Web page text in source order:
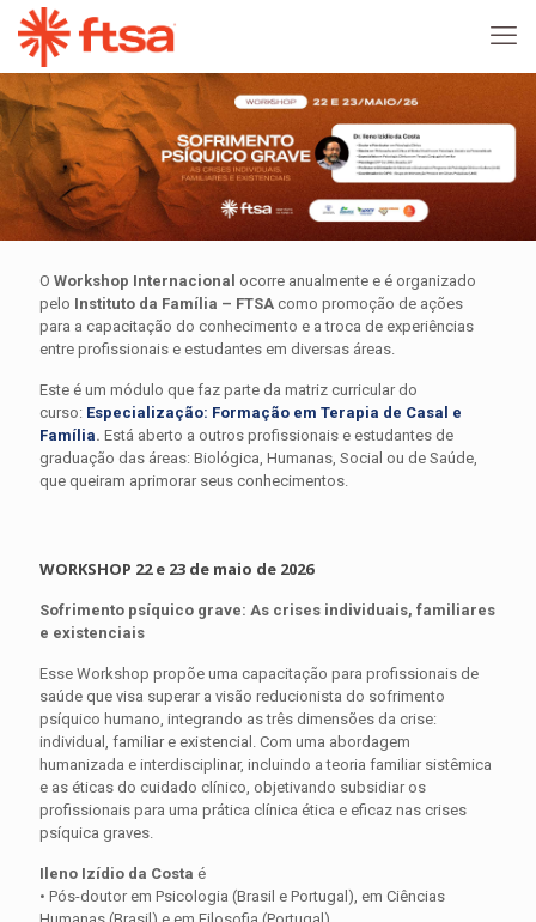
O Workshop Internacional ocorre anualmente e é organizado
pelo Instituto da Família – FTSA como promoção de ações
para a capacitação do conhecimento e a troca de experiências
entre profissionais e estudantes em diversas áreas.
Este é um módulo que faz parte da matriz curricular do
curso: Especialização: Formação em Terapia de Casal e
Família. Está aberto a outros profissionais e estudantes de
graduação das áreas: Biológica, Humanas, Social ou de Saúde,
que queiram aprimorar seus conhecimentos.
WORKSHOP 22 e 23 de maio de 2026
Sofrimento psíquico grave: As crises individuais, familiares
e existenciais
Esse Workshop propõe uma capacitação para profissionais de
saúde que visa superar a visão reducionista do sofrimento
psíquico humano, integrando as três dimensões da crise:
individual, familiar e existencial. Com uma abordagem
humanizada e interdisciplinar, incluindo a teoria familiar sistêmica
e as éticas do cuidado clínico, objetivando subsidiar os
profissionais para uma prática clínica ética e eficaz nas crises
psíquica graves.
Ileno Izídio da Costa é
• Pós-doutor em Psicologia (Brasil e Portugal), em Ciências